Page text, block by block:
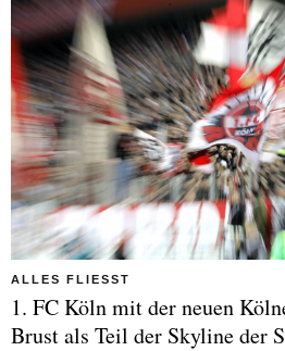
ALLES FLIESST
1. FC Köln mit der neuen
Brust als Teil der Skyline der